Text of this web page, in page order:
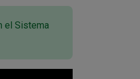
el Sistema